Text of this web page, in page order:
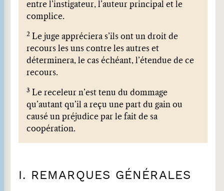
entre l’instigateur, l’auteur principal et le
complice.
2
Le juge appréciera s’ils ont un droit de
recours les uns contre les autres et
déterminera, le cas échéant, l’étendue de ce
recours.
3
Le receleur n’est tenu du dommage
qu’autant qu’il a reçu une part du gain ou
causé un préjudice par le fait de sa
coopération.
I. REMARQUES GÉNÉRALES